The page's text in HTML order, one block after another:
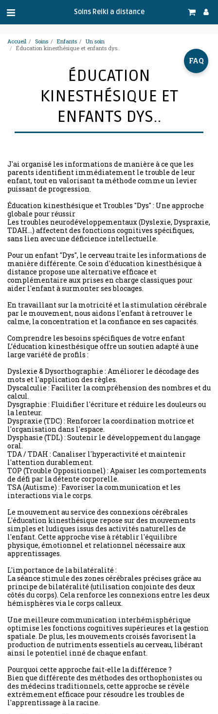
FAQ
Soins Reiki a distance
Accueil Soins Enfants
Un soin
Éducation kinesthésique et enfants dys..
ÉDUCATION
KINESTHÉSIQUE ET
ENFANTS DYS..
J'ai organisé les informations de manière à ce que les
parents identifient immédiatement le trouble de leur
enfant, tout en valorisant ta méthode comme un levier
puissant de progression.
Éducation kinesthésique et Troubles "Dys" : Une approche
globale pour réussir
Les troubles neurodéveloppementaux (Dyslexie, Dyspraxie,
TDAH...) affectent des fonctions cognitives spécifiques,
sans lien avec une déficience intellectuelle.
Pour un enfant "Dys", le cerveau traite les informations de
manière différente. Ce soin d'éducation kinesthésique à
distance propose une alternative efficace et
complémentaire aux prises en charge classiques pour
aider l'enfant à surmonter ses blocages.
En travaillant sur la motricité et la stimulation cérébrale
par le mouvement, nous aidons l'enfant à retrouver le
calme, la concentration et la confiance en ses capacités.
Comprendre les besoins spécifiques de votre enfant
L’éducation kinesthésique offre un soutien adapté à une
large variété de profils :
Dyslexie & Dysorthographie : Améliorer le décodage des
mots et l'application des règles.
Dyscalculie : Faciliter la compréhension des nombres et du
calcul.
Dysgraphie : Fluidifier l'écriture et réduire les douleurs ou
la lenteur.
Dyspraxie (TDC) : Renforcer la coordination motrice et
l'organisation dans l'espace.
Dysphasie (TDL) : Soutenir le développement du langage
oral.
TDA / TDAH : Canaliser l'hyperactivité et maintenir
l'attention durablement.
TOP (Trouble Oppositionnel) : Apaiser les comportements
de défi par la détente corporelle.
TSA (Autisme) : Favoriser la communication et les
interactions via le corps.
Le mouvement au service des connexions cérébrales
L'éducation kinesthésique repose sur des mouvements
simples et ludiques issus des activités naturelles de
l'enfant. Cette approche vise à rétablir l'équilibre
physique, émotionnel et relationnel nécessaire aux
apprentissages.
L'importance de la bilatéralité :
La séance stimule des zones cérébrales précises grâce au
principe de bilatéralité (utilisation conjointe des deux
côtés du corps). Cela renforce les connexions entre les deux
hémisphères via le corps calleux.
Une meilleure communication interhémisphérique
optimise les fonctions cognitives supérieures et la gestion
spatiale. De plus, les mouvements croisés favorisent la
production de nutriments essentiels au cerveau, libérant
ainsi le potentiel inné de chaque enfant.
Pourquoi cette approche fait-elle la différence ?
Bien que différente des méthodes des orthophonistes ou
des médecins traditionnels, cette approche se révèle
extrêmement efficace pour résoudre les troubles de
l'apprentissage à la racine.